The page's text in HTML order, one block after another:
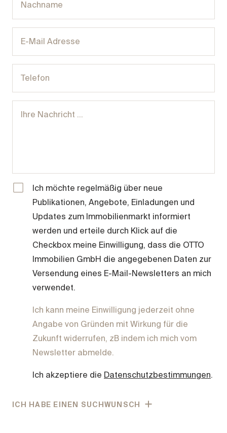
Ich möchte regelmäßig über neue
Publikationen, Angebote, Einladungen und
Updates zum Immobilienmarkt informiert
werden und erteile durch Klick auf die
Checkbox meine Einwilligung, dass die OTTO
Immobilien GmbH die angegebenen Daten zur
Versendung eines E-Mail-Newsletters an mich
verwendet.
Ich kann meine Einwilligung jederzeit ohne
Angabe von Gründen mit Wirkung für die
Zukunft widerrufen, zB indem ich mich vom
Newsletter abmelde.
Ich akzeptiere die Datenschutzbestimmungen.
ICH HABE EINEN SUCHWUNSCH